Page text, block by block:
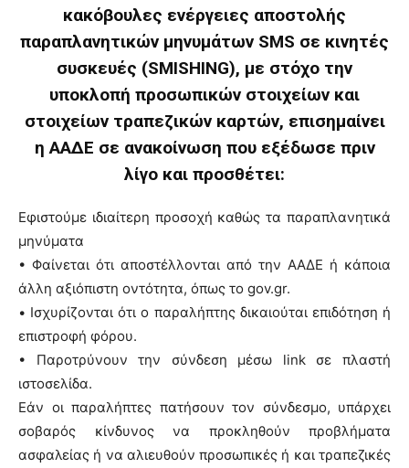
κακόβουλες ενέργειες αποστολής
παραπλανητικών μηνυμάτων SMS σε κινητές
συσκευές (SMISHING), με στόχο την
υποκλοπή προσωπικών στοιχείων και
στοιχείων τραπεζικών καρτών, επισημαίνει
η ΑΑΔΕ σε ανακοίνωση που εξέδωσε πριν
λίγο και προσθέτει:
Εφιστούμε ιδιαίτερη προσοχή καθώς τα παραπλανητικά
μηνύματα
• Φαίνεται ότι αποστέλλονται από την ΑΑΔΕ ή κάποια
άλλη αξιόπιστη οντότητα, όπως το gov.gr.
• Ισχυρίζονται ότι ο παραλήπτης δικαιούται επιδότηση ή
επιστροφή φόρου.
• Παροτρύνουν την σύνδεση μέσω link σε πλαστή
ιστοσελίδα.
Εάν οι παραλήπτες πατήσουν τον σύνδεσμο, υπάρχει
σοβαρός κίνδυνος να προκληθούν προβλήματα
ασφαλείας ή να αλιευθούν προσωπικές ή και τραπεζικές